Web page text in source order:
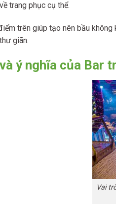
trang phục cụ thể.
trên giúp tạo nên bầu không
giãn.
ý nghĩa của Bar
Vai